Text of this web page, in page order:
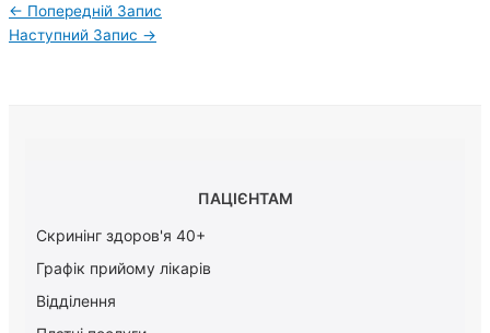
← Попередній Запис
Наступний Запис →
ПАЦІЄНТАМ
Скринінг здоров'я 40+
Графік прийому лікарів
Відділення